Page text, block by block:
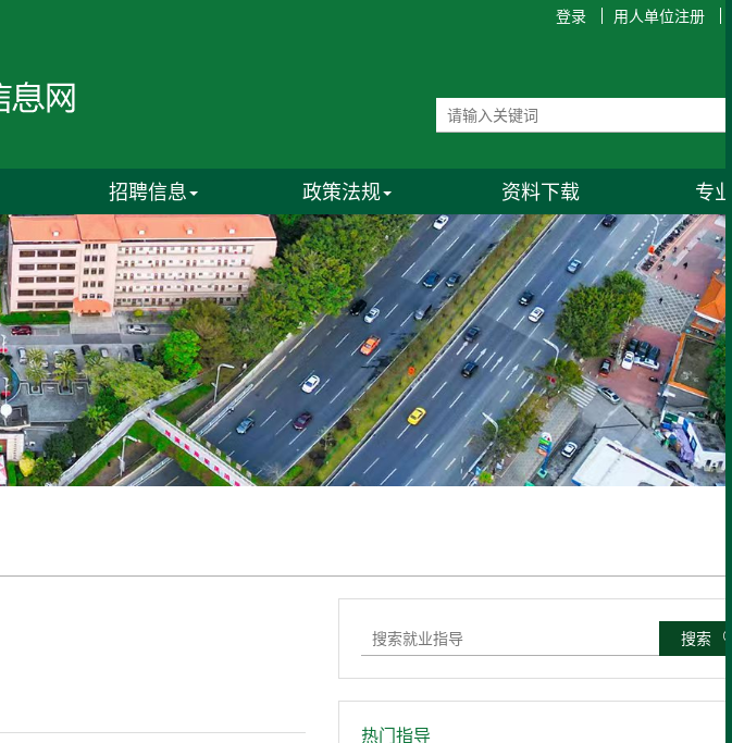
登录 用人单位注册
招聘信息 政策法规 资料下载 专
搜索
热门指导